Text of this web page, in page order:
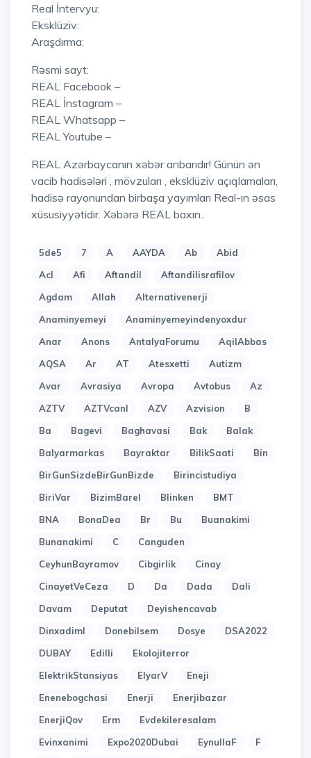
Real İntervyu:
Eksklüziv:
Araşdırma:
Rəsmi sayt:
REAL Facebook –
REAL İnstagram –
REAL Whatsapp –
REAL Youtube –
REAL Azərbaycanın xəbər anbarıdır! Günün ən
vacib hadisələri , mövzuları , eksklüziv açıqlamaları,
hadisə rayonundan birbaşa yayımları Real-ın əsas
xüsusiyyətidir. Xəbərə REAL baxın..
5de5 7 A AAYDA Ab
Abid
Acl
Afi Aftandil
Aftandilisrafilov
Agdam
Allah
Alternativenerji
Anaminyemeyi
Anaminyemeyindenyoxdur
Anar
Anons AntalyaForumu
AqilAbbas
AQSA
Ar AT Atesxetti
Autizm
Avar
Avrasiya Avropa Avtobus
Az
AZTV
AZTVcanl AZV Azvision
B
Ba
Bagevi Baghavasi Bak
Balak
Balyarmarkas
Bayraktar BilikSaati
Bin
BirGunSizdeBirGunBizde
Birincistudiya
BiriVar
BizimBarel Blinken
BMT
BNA
BonaDea Br Bu
Buanakimi
Bunanakimi
C
Canguden
CeyhunBayramov
Cibgirlik
Cinay
CinayetVeCeza
D Da Dada
Dali
Davam
Deputat
Deyishencavab
Dinxadiml
Donebilsem Dosye
DSA2022
DUBAY
Edilli
Ekolojiterror
ElektrikStansiyas
ElyarV
Eneji
Enenebogchasi
Enerji
Enerjibazar
EnerjiQov
Erm
Evdekileresalam
Evinxanimi
Expo2020Dubai EynullaF
F